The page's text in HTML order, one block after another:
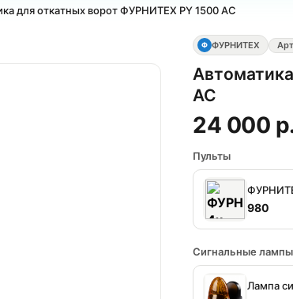
для откатных ворот ФУРНИТЕХ PY 1500 AC
Ф ФУРНИТЕХ
AC
24 000
Пульты
980
Сигнальные лампы
Лампа